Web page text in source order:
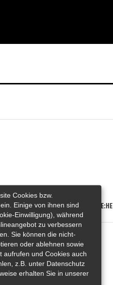
HONDA ZR-V E:HEV HONDA CR-V
Cookies bzw.
Einige von ihnen sind
Einwilligung), während
zu verbessern
Sie können die nicht-
oder ablehnen sowie
aufrufen und Cookies auch
z.B. unter Datenschutz
erhalten Sie in unserer